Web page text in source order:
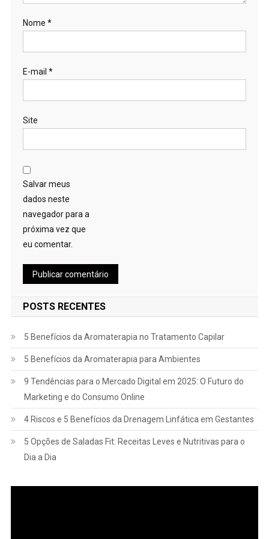
Nome *
E-mail *
Site
Salvar meus
dados neste
navegador para a
próxima vez que
eu comentar.
POSTS RECENTES
5 Benefícios da Aromaterapia no Tratamento Capilar
5 Benefícios da Aromaterapia para Ambientes
9 Tendências para o Mercado Digital em 2025: O Futuro do
Marketing e do Consumo Online
4 Riscos e 5 Benefícios da Drenagem Linfática em Gestantes
5 Opções de Saladas Fit: Receitas Leves e Nutritivas para o
Dia a Dia